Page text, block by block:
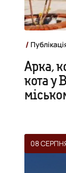
Арка,
кота у
08